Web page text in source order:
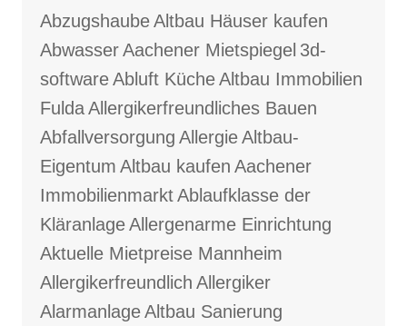
AbzugshaubeAltbau Häuser kaufen
AbwasserAachener Mietspiegel 3d-
softwareAbluft KücheAltbau Immobilien
FuldaAllergikerfreundliches Bauen
Abfallversorgung AllergieAltbau-
Eigentum Altbau kaufen Aachener
ImmobilienmarktAblaufklasse der
KläranlageAllergenarme Einrichtung
Aktuelle Mietpreise Mannheim
Allergikerfreundlich Allergiker
AlarmanlageAltbau Sanierung